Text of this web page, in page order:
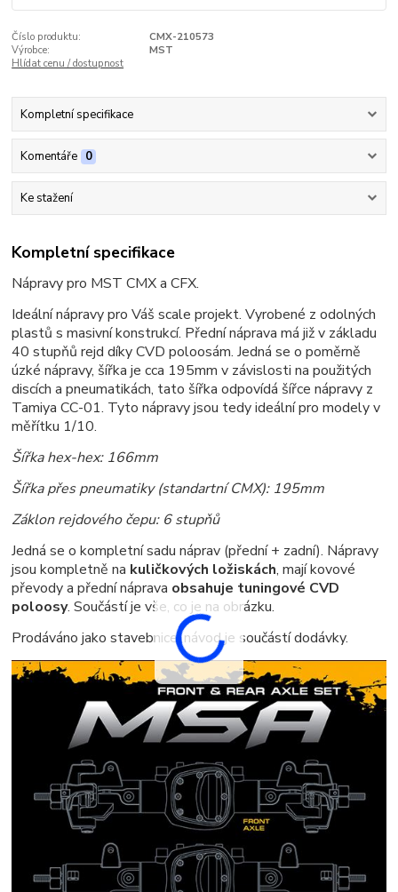
Číslo produktu:
CMX-210573
Výrobce:
MST
Hlídat cenu / dostupnost
Kompletní specifikace
Komentáře 0
Ke stažení
Kompletní specifikace
Nápravy pro MST CMX a CFX.
Ideální nápravy pro Váš scale projekt. Vyrobené z odolných
plastů s masivní konstrukcí. Přední náprava má již v základu
40 stupňů rejd díky CVD poloosám. Jedná se o poměrně
úzké nápravy, šířka je cca 195mm v závislosti na použitých
discích a pneumatikách, tato šířka odpovídá šířce nápravy z
Tamiya CC-01. Tyto nápravy jsou tedy ideální pro modely v
měřítku 1/10.
Šířka hex-hex: 166mm
Šířka přes pneumatiky (standartní CMX): 195mm
Záklon rejdového čepu: 6 stupňů
Jedná se o kompletní sadu náprav (přední + zadní). Nápravy
jsou kompletně na kuličkových ložiskách, mají kovové
převody a přední náprava obsahuje tuningové CVD
poloosy. Součástí je vše, co je na obrázku.
Prodáváno jako stavebnice, návod je součástí dodávky.